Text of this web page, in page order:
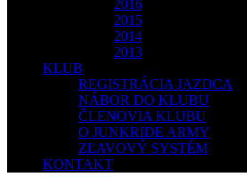
2016
2015
2014
2013
KLUB
REGISTRÁCIA JAZDCA
NÁBOR DO KLUBU
ČLENOVIA KLUBU
O JUNKRIDE ARMY
ZĽAVOVÝ SYSTÉM
KONTAKT